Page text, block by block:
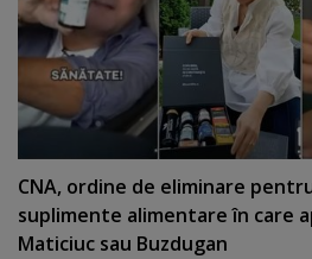
CNA, ordine de eliminare
suplimente alimentare în care
Maticiuc sau Buzdugan